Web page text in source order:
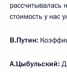
рассчитывалась
стоимость у нас
В.Путин:
А.Цыбульский: